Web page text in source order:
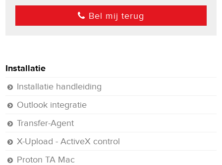
Bel mij terug
Installatie
Installatie handleiding
Outlook integratie
Transfer-Agent
X-Upload - ActiveX control
Proton TA Mac